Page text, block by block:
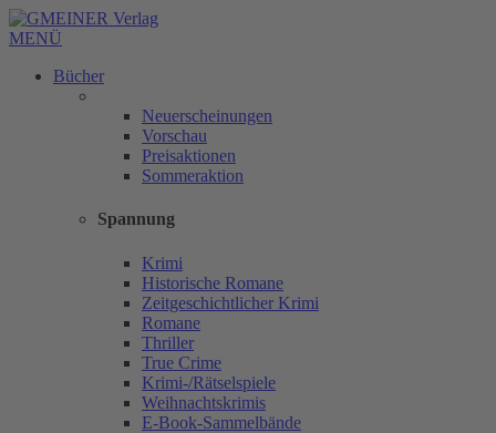
MENÜ
Bücher
Neuerscheinungen
Vorschau
Preisaktionen
Sommeraktion
Spannung
Krimi
Historische Romane
Zeitgeschichtlicher Krimi
Romane
Thriller
True Crime
Krimi-/Rätselspiele
Weihnachtskrimis
E-Book-Sammelbände